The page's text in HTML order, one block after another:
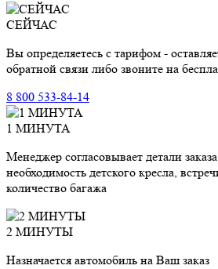
СЕЙЧАС
Вы определяетесь с тарифом -
обратной связи либо звоните на
8 800 533-84-14
1 МИНУТА
Менеджер согласовывает детали
необходимость детского кресла,
количество багажа
2 МИНУТЫ
Назначается автомобиль на Ваш заказ